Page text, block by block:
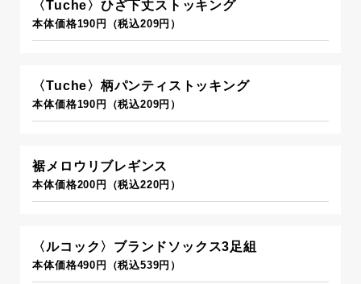
〈Tuche〉ひざ下丈ストッキング
本体価格190円（税込209円）
〈Tuche〉柄パンティストッキング
本体価格190円（税込209円）
裾メロウリブレギンス
本体価格200円（税込220円）
〈ルコック〉ブランドソックス3足組
本体価格490円（税込539円）